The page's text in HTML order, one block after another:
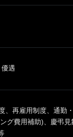
遇
、再雇用制度、通勤
費用補助)、慶弔見